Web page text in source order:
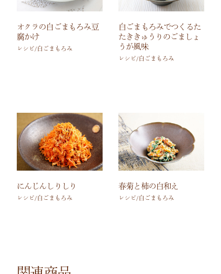
オクラの白ごまもろみ豆
腐かけ
レシピ/白ごまもろみ
白ごまもろみでつくるた
たききゅうりのごましょ
うが風味
レシピ/白ごまもろみ
にんじんしりしり
レシピ/白ごまもろみ
春菊と柿の白和え
レシピ/白ごまもろみ